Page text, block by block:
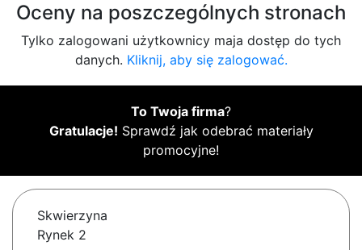
Oceny na poszczególnych stronach
Tylko zalogowani użytkownicy maja dostęp do tych
danych. Kliknij, aby się zalogować.
To Twoja firma?
Gratulacje! Sprawdź jak odebrać materiały
promocyjne!
Skwierzyna
Rynek 2